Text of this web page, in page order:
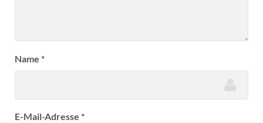
Name *
E-Mail-Adresse *